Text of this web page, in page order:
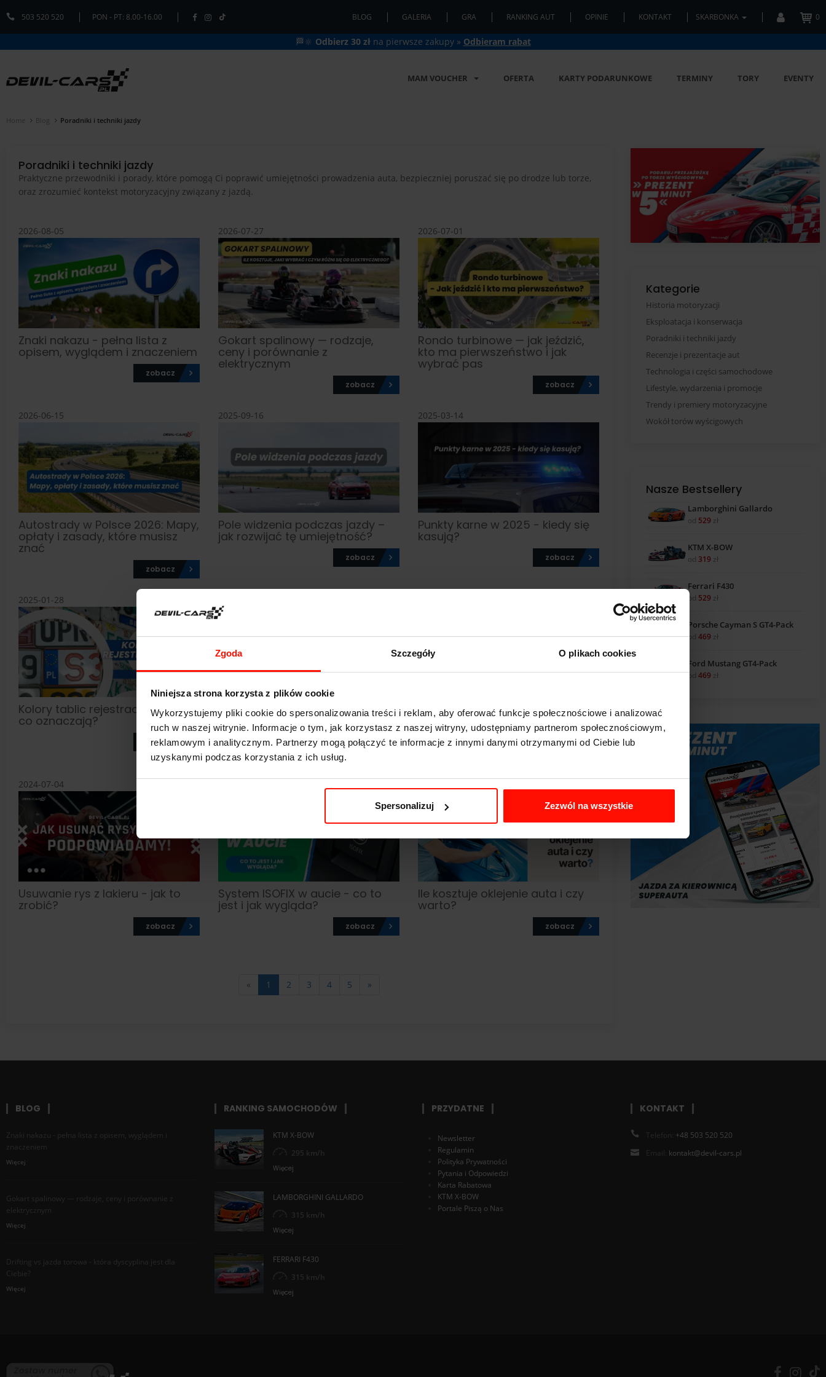
Zgoda Szczegóły O plikach cookies
Niniejsza strona korzysta z plików cookie
Wykorzystujemy pliki cookie do spersonalizowania treści i reklam, aby oferować funkcje społecznościowe i analizować
ruch w naszej witrynie. Informacje o tym, jak korzystasz z naszej witryny, udostępniamy partnerom społecznościowym,
reklamowym i analitycznym. Partnerzy mogą połączyć te informacje z innymi danymi otrzymanymi od Ciebie lub
uzyskanymi podczas korzystania z ich usług.
Spersonalizuj Zezwól na wszystkie
503 520 520 PON - PT: 8.00-16.00 BLOG GALERIA GRA RANKING AUT OPINIE KONTAKT SKARBONKA 0
🏁🔆 Odbierz 30 zł na pierwsze zakupy » Odbieram rabat
MAM VOUCHER OFERTA KARTY PODARUNKOWE TERMINY TORY EVENTY
Home Blog Poradniki i techniki jazdy
Poradniki i techniki jazdy
Praktyczne przewodniki i porady, które pomogą Ci poprawić umiejętności prowadzenia auta, bezpieczniej poruszać się po drodze lub torze,
oraz zrozumieć kontekst motoryzacyjny związany z jazdą.
2026-08-05
Znaki nakazu - pełna lista z
opisem, wyglądem i znaczeniem
zobacz
2026-07-27
Gokart spalinowy — rodzaje,
ceny i porównanie z
elektrycznym
zobacz
2026-07-01
Rondo turbinowe — jak jeździć,
kto ma pierwszeństwo i jak
wybrać pas
zobacz
2026-06-15
Autostrady w Polsce 2026: Mapy,
opłaty i zasady, które musisz
znać
zobacz
2025-09-16
Pole widzenia podczas jazdy –
jak rozwijać tę umiejętność?
zobacz
2025-03-14
Punkty karne w 2025 - kiedy się
kasują?
zobacz
2025-01-28
Kolory tablic rejestracyjnych –
co oznaczają?
zobacz
Zaparowane szyby w aucie - jak
sobie z tym poradzić?
Podpowiadamy!
Zatrzaśnięte auto? Zobacz, jak
otworzyć auto bez kluczyka
zobacz
2024-07-04
Usuwanie rys z lakieru - jak to
zrobić?
zobacz
System ISOFIX w aucie - co to
jest i jak wygląda?
zobacz
Ile kosztuje oklejenie auta i czy
warto?
zobacz
« 1 2 3 4 5 »
Kategorie
Historia motoryzacji
Eksploatacja i konserwacja
Poradniki i techniki jazdy
Recenzje i prezentacje aut
Technologia i części samochodowe
Lifestyle, wydarzenia i promocje
Trendy i premiery motoryzacyjne
Wokół torów wyścigowych
Nasze Bestsellery
Lamborghini Gallardo
od 529 zł
KTM X-BOW
od 319 zł
Ferrari F430
od 529 zł
Porsche Cayman S GT4-Pack
od 469 zł
Ford Mustang GT4-Pack
od 469 zł
BLOG
Znaki nakazu - pełna lista z opisem, wyglądem i
znaczeniem
Więcej
Gokart spalinowy — rodzaje, ceny i porównanie z
elektrycznym
Więcej
Drifting vs jazda torowa - która dyscyplina jest dla
Ciebie?
Więcej
RANKING SAMOCHODÓW
KTM X-BOW
295 km/h
Więcej
LAMBORGHINI GALLARDO
315 km/h
Więcej
FERRARI F430
315 km/h
Więcej
PRZYDATNE
Newsletter
Regulamin
Polityka Prywatności
Pytania i Odpowiedzi
Karta Rabatowa
KTM X-BOW
Portale Piszą o Nas
KONTAKT
Telefon: +48 503 520 520
Email: kontakt@devil-cars.pl